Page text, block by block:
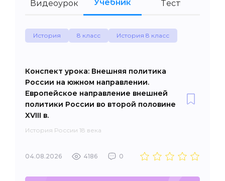
Видеоурок Учебник Тест
История 8 класс История 8 класс
Конспект урока: Внешняя политика
России на южном направлении.
Европейское направление внешней
политики России во второй половине
XVIII в.
История России 18 века
04.08.2026 4186 0